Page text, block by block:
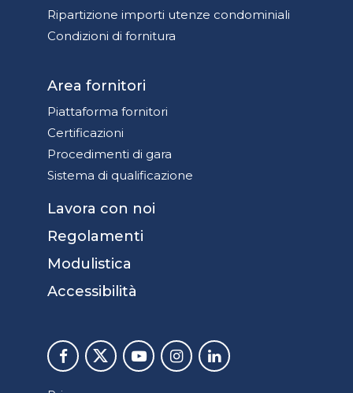
Ripartizione importi utenze condominiali
Condizioni di fornitura
Area fornitori
Piattaforma fornitori
Certificazioni
Procedimenti di gara
Sistema di qualificazione
Lavora con noi
Regolamenti
Modulistica
Accessibilità